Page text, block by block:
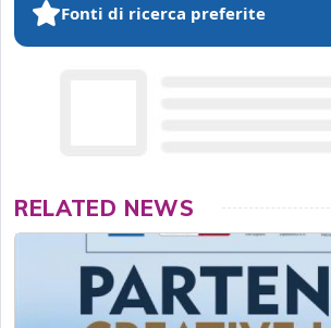
Fonti di ricerca preferite
RELATED NEWS